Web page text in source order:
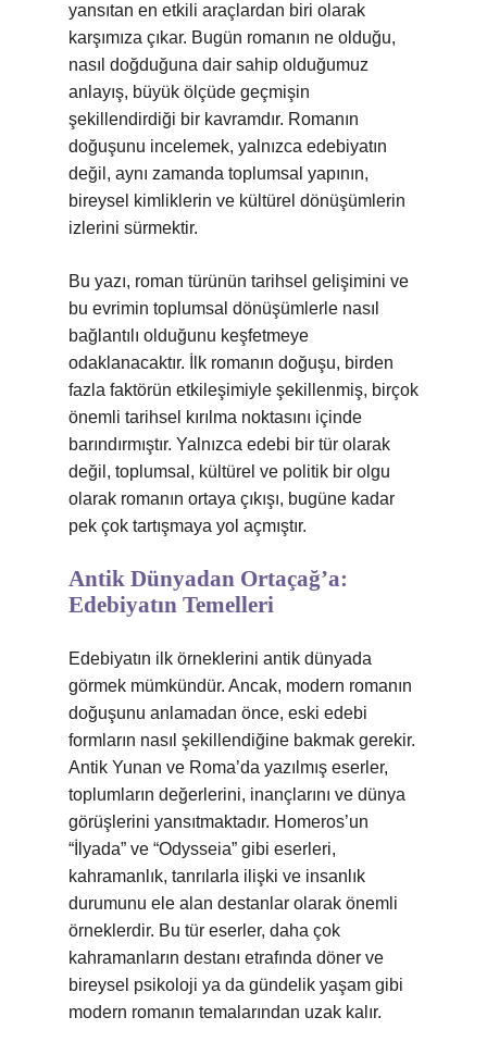
yansıtan en etkili araçlardan biri olarak
karşımıza çıkar. Bugün romanın ne olduğu,
nasıl doğduğuna dair sahip olduğumuz
anlayış, büyük ölçüde geçmişin
şekillendirdiği bir kavramdır. Romanın
doğuşunu incelemek, yalnızca edebiyatın
değil, aynı zamanda toplumsal yapının,
bireysel kimliklerin ve kültürel dönüşümlerin
izlerini sürmektir.
Bu yazı, roman türünün tarihsel gelişimini ve
bu evrimin toplumsal dönüşümlerle nasıl
bağlantılı olduğunu keşfetmeye
odaklanacaktır. İlk romanın doğuşu, birden
fazla faktörün etkileşimiyle şekillenmiş, birçok
önemli tarihsel kırılma noktasını içinde
barındırmıştır. Yalnızca edebi bir tür olarak
değil, toplumsal, kültürel ve politik bir olgu
olarak romanın ortaya çıkışı, bugüne kadar
pek çok tartışmaya yol açmıştır.
Antik Dünyadan Ortaçağ’a:
Edebiyatın Temelleri
Edebiyatın ilk örneklerini antik dünyada
görmek mümkündür. Ancak, modern romanın
doğuşunu anlamadan önce, eski edebi
formların nasıl şekillendiğine bakmak gerekir.
Antik Yunan ve Roma’da yazılmış eserler,
toplumların değerlerini, inançlarını ve dünya
görüşlerini yansıtmaktadır. Homeros’un
“İlyada” ve “Odysseia” gibi eserleri,
kahramanlık, tanrılarla ilişki ve insanlık
durumunu ele alan destanlar olarak önemli
örneklerdir. Bu tür eserler, daha çok
kahramanların destanı etrafında döner ve
bireysel psikoloji ya da gündelik yaşam gibi
modern romanın temalarından uzak kalır.